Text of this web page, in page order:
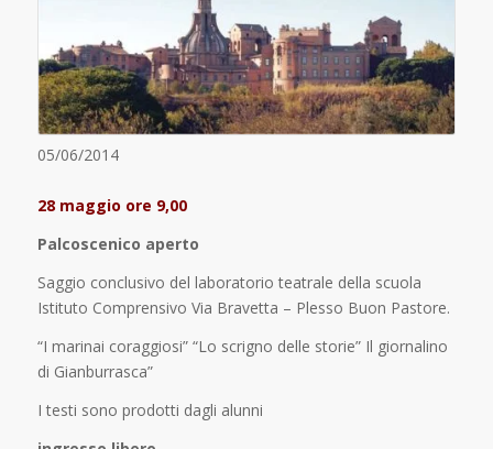
05/06/2014
28 maggio ore 9,00
Palcoscenico aperto
Saggio conclusivo del laboratorio teatrale della scuola
Istituto Comprensivo Via Bravetta – Plesso Buon Pastore.
“I marinai coraggiosi” “Lo scrigno delle storie” Il giornalino
di Gianburrasca”
I testi sono prodotti dagli alunni